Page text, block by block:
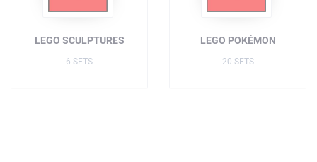
LEGO SCULPTURES
6 SETS
LEGO POKÉMON
20 SETS